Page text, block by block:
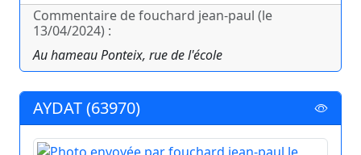
Commentaire de fouchard jean-paul (le
13/04/2024) :
Au hameau Ponteix, rue de l'école
AYDAT (63970)